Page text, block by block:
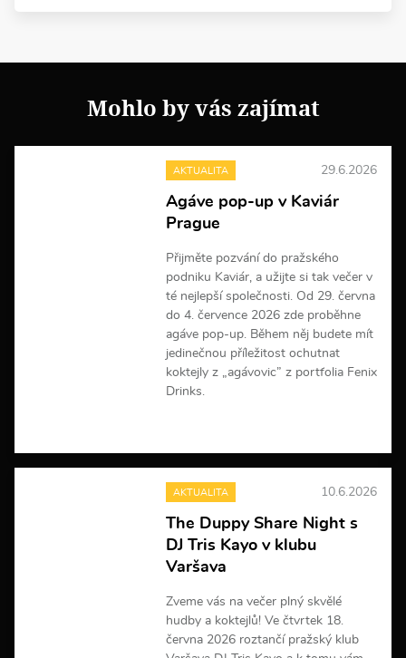
Mohlo by vás zajímat
AKTUALITA 29.6.2026
Agáve pop-up v Kaviár
Prague
Přijměte pozvání do pražského
podniku Kaviár, a užijte si tak večer v
té nejlepší společnosti. Od 29. června
do 4. července 2026 zde proběhne
agáve pop-up. Během něj budete mít
jedinečnou příležitost ochutnat
koktejly z „agávovic” z portfolia Fenix
Drinks.
e
i
f
o
r
c
í
AKTUALITA 10.6.2026
The Duppy Share Night s
DJ Tris Kayo v klubu
Varšava
Zveme vás na večer plný skvělé
hudby a koktejlů! Ve čtvrtek 18.
června 2026 roztančí pražský klub